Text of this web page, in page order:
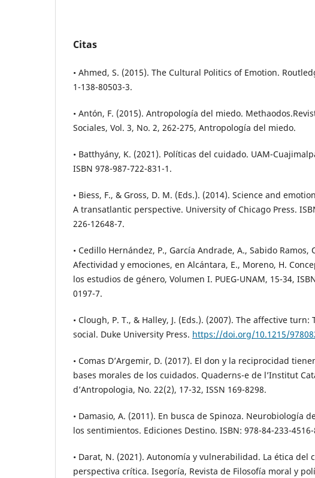
Citas
• Ahmed, S. (2015). The Cultural Politics of Emotion.
1-138-80503-3.
• Antón, F. (2015). Antropología del miedo.
Sociales, Vol. 3, No. 2, 262-275, Antropología del miedo.
• Batthyány, K. (2021). Políticas del cuidado. UAM-
ISBN 978-987-722-831-1.
• Biess, F., & Gross, D. M. (Eds.). (2014). Science and
A transatlantic perspective. University of Chicago Press.
226-12648-7.
• Cedillo Hernández, P., García Andrade, A., Sabido Ramos,
Afectividad y emociones, en Alcántara, E., Moreno, H.
los estudios de género, Volumen I. PUEG-UNAM, 15-34,
0197-7.
• Clough, P. T., & Halley, J. (Eds.). (2007). The affective
social. Duke University Press. https://doi.org/10.1215/
• Comas D’Argemir, D. (2017). El don y la reciprocidad
bases morales de los cuidados. Quaderns-e de l’Institut
d’Antropologia, No. 22(2), 17-32, ISSN 169-8298.
• Damasio, A. (2011). En busca de Spinoza. Neurobiología
los sentimientos. Ediciones Destino. ISBN: 978-84-233-4516-
• Darat, N. (2021). Autonomía y vulnerabilidad. La ética del
perspectiva crítica. Isegoría, Revista de Filosofía moral y